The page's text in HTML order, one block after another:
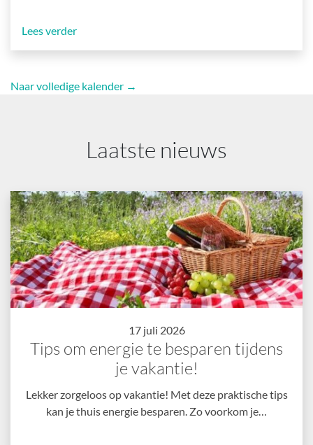
Lees verder
Naar volledige kalender →
Laatste nieuws
17 juli 2026
Tips om energie te besparen tijdens
je vakantie!
Lekker zorgeloos op vakantie! Met deze praktische tips
kan je thuis energie besparen. Zo voorkom je…